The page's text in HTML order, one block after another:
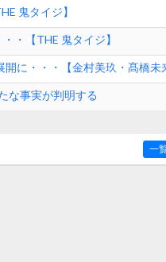
鬼タイジ】
・【THE 鬼タイジ】
開に・・・【金村美玖・髙橋未
な事実が判明する
一